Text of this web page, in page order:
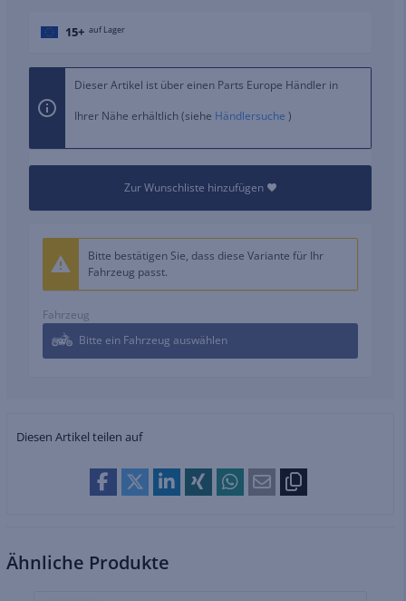
15+ auf Lager
Dieser Artikel ist über einen Parts Europe Händler in
Ihrer Nähe erhältlich (siehe Händlersuche )
Zur Wunschliste hinzufügen
Bitte bestätigen Sie, dass diese Variante für Ihr
Fahrzeug passt.
Fahrzeug
Bitte ein Fahrzeug auswählen
Diesen Artikel teilen auf
Ähnliche Produkte